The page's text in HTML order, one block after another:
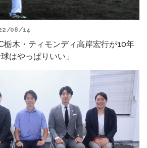
08/14
栃木・ティモンディ高岸宏行が10年
はやっぱりいい」